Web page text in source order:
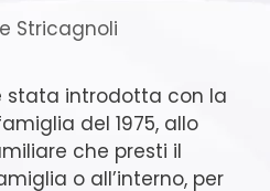
Stricagnoli
stata introdotta con la
del 1975, allo
che presti il
o all’interno, per